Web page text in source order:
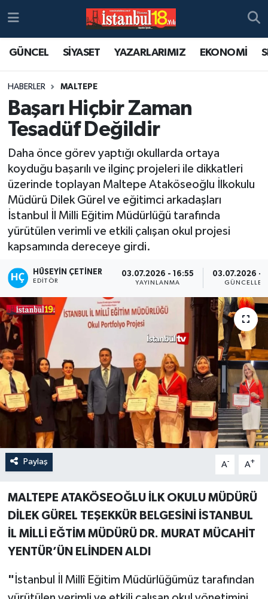
GÜNCEL SİYASET YAZARLARIMIZ EKONOMİ
HABERLER MALTEPE
Başarı Hiçbir Zaman
Tesadüf Değildir
Daha önce görev yaptığı okullarda ortaya
koyduğu başarılı ve ilginç projeleri ile dikkatleri
üzerinde toplayan Maltepe Ataköseoğlu İlkokulu
Müdürü Dilek Gürel ve eğitimci arkadaşları
İstanbul İl Milli Eğitim Müdürlüğü tarafında
yürütülen verimli ve etkili çalışan okul projesi
kapsamında dereceye girdi.
HÜSEYIN ÇETINER
EDITÖR
03.07.2026 - 16:55
YAYINLANMA
03.07.2026 -
Paylaş A- A+
MALTEPE ATAKÖSEOĞLU İLK OKULU MÜDÜRÜ
DİLEK GÜREL TEŞEKKÜR BELGESİNİ İSTANBUL
İL MİLLİ EĞTİM MÜDÜRÜ DR. MURAT MÜCAHİT
YENTÜR’ÜN ELİNDEN ALDI
" İstanbul İl Millî Eğitim Müdürlüğümüz tarafından